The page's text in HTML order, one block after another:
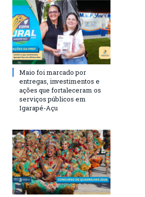
Maio foi marcado por
entregas, investimentos e
ações que fortaleceram os
serviços públicos em
Igarapé-Açu